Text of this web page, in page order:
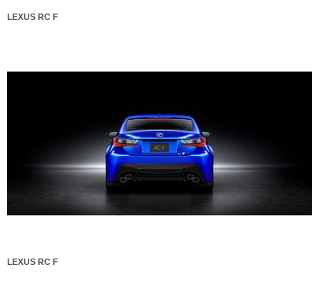
LEXUS RC F
LEXUS RC F